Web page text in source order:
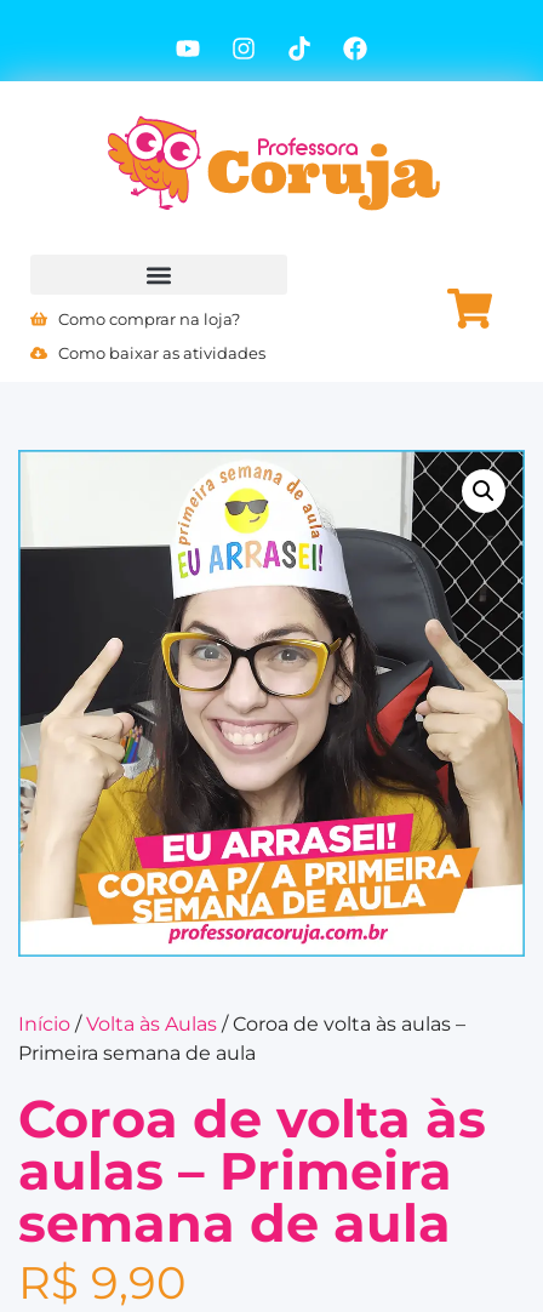
Como comprar na loja?
Como baixar as atividades
Início /Volta às Aulas / Coroa de volta às aulas –
Primeira semana de aula
Coroa de volta às
aulas – Primeira
semana de aula
R$ 9,90